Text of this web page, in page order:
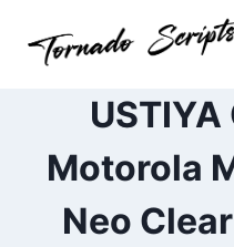
para
Motorola
Neo